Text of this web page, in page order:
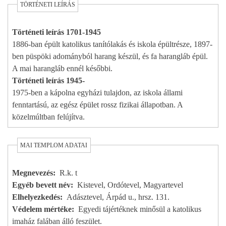
TÖRTÉNETI LEÍRÁS
Történeti leírás 1701-1945
1886-ban épült katolikus tanítólakás és iskola épültrésze, 1897-
ben püspöki adományból harang készül, és fa harangláb épül.
A mai harangláb ennél későbbi.
Történeti leírás 1945-
1975-ben a kápolna egyházi tulajdon, az iskola állami
fenntartású, az egész épület rossz fizikai állapotban. A
közelmúltban felújítva.
MAI TEMPLOM ADATAI
Megnevezés
R.k. t
Egyéb bevett név
Kistevel, Ordótevel, Magyartevel
Elhelyezkedés
Adásztevel, Árpád u., hrsz. 131.
Védelem mértéke
Egyedi tájértéknek minősül a katolikus
imaház falában álló feszület.